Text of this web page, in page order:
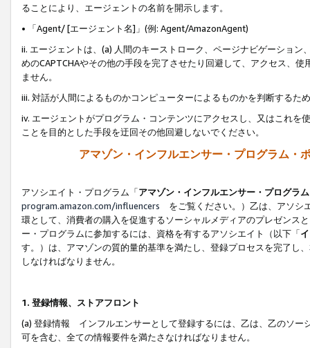
ることにより、エージェントの名前を開示します。
• 「Agent/ [エージェント名]」(例: Agent/AmazonAgent)
ii. エージェントは、(a) 人間のキーストローク、ページナビゲーショ
めのCAPTCHAやその他の手段を完了させたり回避して、アクセス、
ません。
iii. 対話が人間によるものかコンピューターによるものかを判断するた
iv. エージェントがプログラム・コンテンツにアクセスし、又はこれ
ことを目的とした手段を迂回その他回避しないでください。
アマゾン・インフルエンサー・プログラム・
アソシエイト・プログラム「アマゾン・インフルエンサー・プログラム
program.amazon.com/influencers をご覧ください。）乙は、アソシ
環として、消費者の購入を促進するソーシャルメディアのプレゼンス
ー・プログラムに参加するには、資格を有するアソシエイト（以下「
す。）は、アマゾンの質的量的基準を満たし、登録プロセスを完了し、
しなければなりません。
1. 登録情報、ストアフロント
(a) 登録情報 インフルエンサーとして登録するには、乙は、乙のソー
可を含む、全ての情報要件を満たさなければなりません。